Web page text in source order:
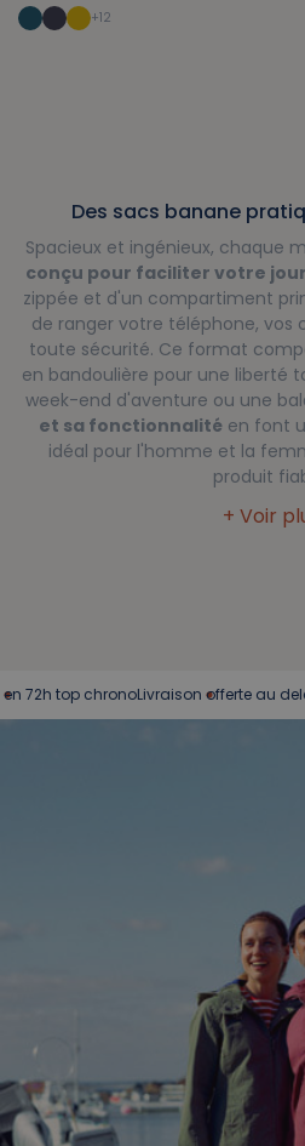
+12
Des sacs banane
Spacieux et ingénieux, chaque
conçu pour faciliter votre
zippée et d'un compartiment
de ranger votre téléphone, vos
toute sécurité. Ce format
en bandoulière pour une liberté
week-end d'aventure ou une
et sa fonctionnalitéen font
idéal pour l'homme et la
produit
chronoLivraison offerte au delà de 50€